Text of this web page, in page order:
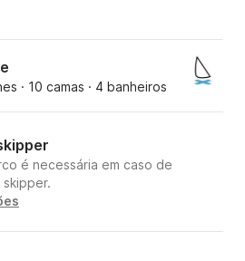
· 10 camas · 4 banheiros
é necessária em caso de